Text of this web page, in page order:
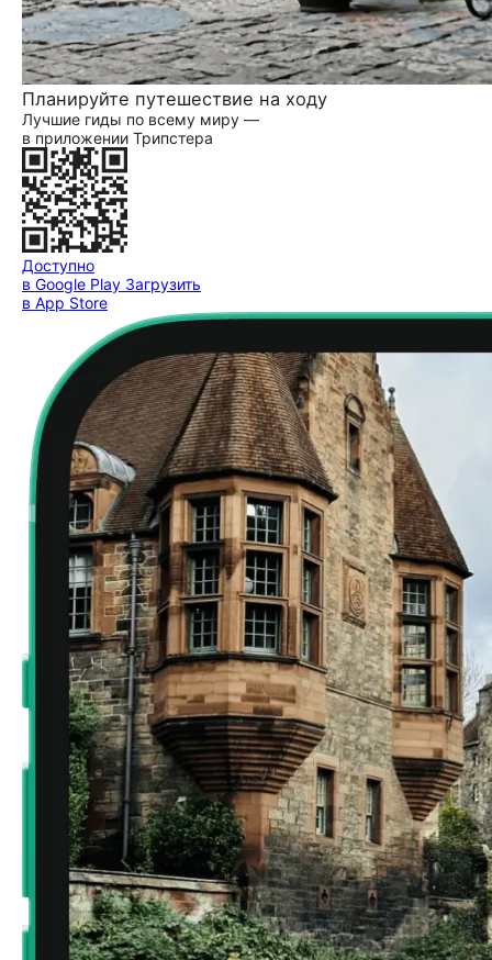
Планируйте путешествие на ходу
Лучшие гиды по всему миру —
в приложении Трипстера
Доступно
в Google Play Загрузить
в App Store